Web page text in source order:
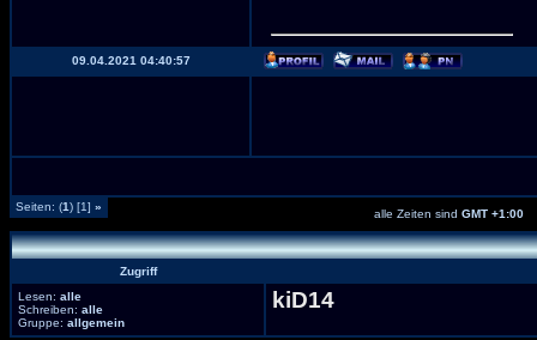
09.04.2021 04:40:57
Seiten: (1) [1] »
alle Zeiten sind GMT +1:00
Zugriff
Lesen: alle
Schreiben: alle
Gruppe: allgemein
kiD14